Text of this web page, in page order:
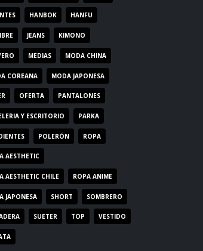
HANBOK HANFU
JEANS KIMONO
MEDIAS MODA CHINA
COREANA MODA JAPONESA
OFERTA PANTALONES
Y ESCRITORIO PARKA
POLERÓN ROPA
AESTHETIC
AESTHETIC CHILE ROPA ANIME
JAPONESA SHORT SOMBRERO
SUETER TOP VESTIDO